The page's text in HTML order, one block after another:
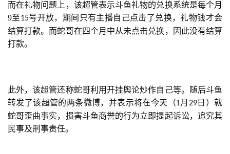
游
茶
原
创
戏
业
界
而在礼物问题上，该超管表示斗鱼礼物的兑换系统是每个月
9至15号开放，期间只有主播自己点击了兑换，礼物钱才会
结算打款。而蛇哥在四个月中从未点击兑换，因此没有结算
打款。
此外，该超管还称蛇哥利用开挂舆论炒作自己等。随后斗鱼
转发了该超管的两条微博，并表示将在今天（1月 29日）就
蛇哥歪曲事实，损害斗鱼商誉的行为立即提起诉讼，追究其
民事及刑事责任。